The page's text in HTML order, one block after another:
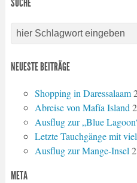
SUCHE
NEUESTE BEITRÄGE
Shopping in Daressalaam
Abreise von Mafía Island
Ausflug zur „Blue
Letzte Tauchgänge mit
Ausflug zur Mange-Insel
META